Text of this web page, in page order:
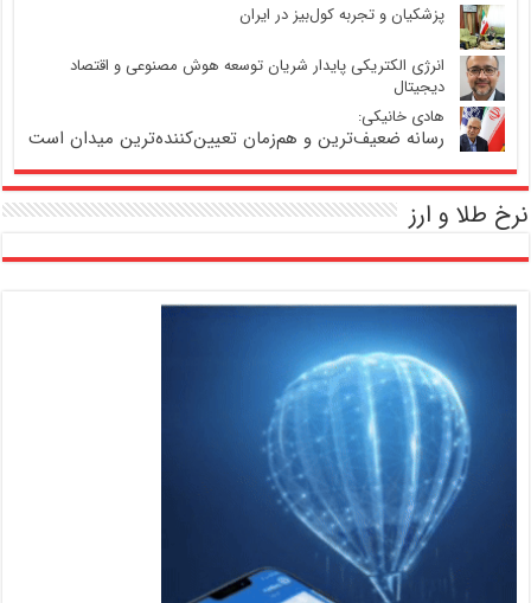
پزشکیان و تجربه کول‌بیز در ایران
انرژی الکتریکی پایدار شریان توسعه هوش مصنوعی و اقتصاد
دیجیتال
هادی خانیکی:
رسانه ضعیف‌ترین و هم‌زمان تعیین‌کننده‌ترین میدان است
نرخ طلا و ارز